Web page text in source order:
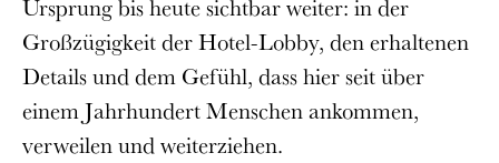
Ursprung bis heute sichtbar weiter: in der
Großzügigkeit der Hotel-Lobby, den erhaltenen
Details und dem Gefühl, dass hier seit über
einem Jahrhundert Menschen ankommen,
verweilen und weiterziehen.